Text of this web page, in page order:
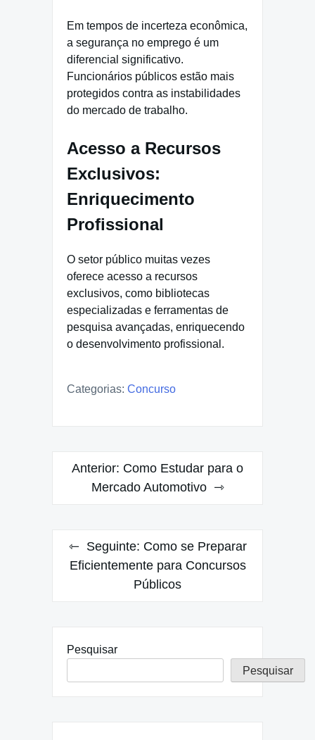
Em tempos de incerteza econômica,
a segurança no emprego é um
diferencial significativo.
Funcionários públicos estão mais
protegidos contra as instabilidades
do mercado de trabalho.
Acesso a Recursos
Exclusivos:
Enriquecimento
Profissional
O setor público muitas vezes
oferece acesso a recursos
exclusivos, como bibliotecas
especializadas e ferramentas de
pesquisa avançadas, enriquecendo
o desenvolvimento profissional.
Categorias: Concurso
Navegação
Anterior: Como Estudar para o
Mercado Automotivo
Seguinte: Como se Preparar
Eficientemente para Concursos
Públicos
Pesquisar
Pesquisar